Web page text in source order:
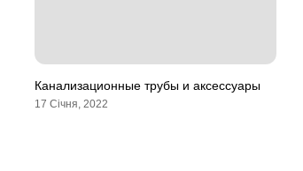
Канализационные трубы и аксессуары
17 Січня, 2022